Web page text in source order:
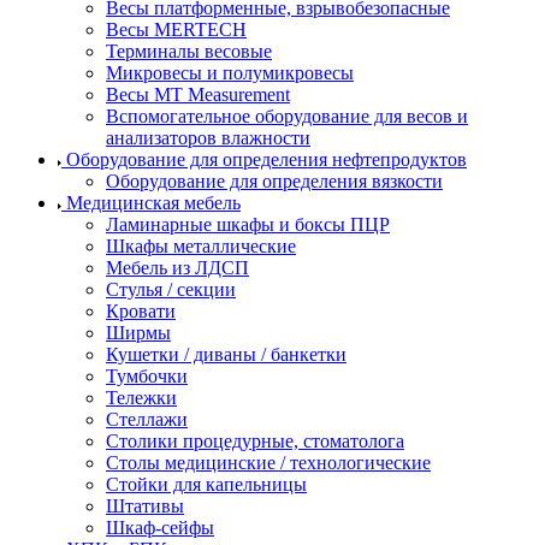
Весы платформенные, взрывобезопасные
Весы MERTECH
Терминалы весовые
Микровесы и полумикровесы
Весы MT Measurement
Вспомогательное оборудование для весов и
анализаторов влажности
Оборудование для определения нефтепродуктов
Оборудование для определения вязкости
Медицинская мебель
Ламинарные шкафы и боксы ПЦР
Шкафы металлические
Мебель из ЛДСП
Стулья / секции
Кровати
Ширмы
Кушетки / диваны / банкетки
Тумбочки
Тележки
Стеллажи
Столики процедурные, стоматолога
Столы медицинские / технологические
Стойки для капельницы
Штативы
Шкаф-сейфы